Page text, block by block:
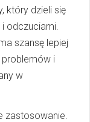
który dzieli się
odczuciami.
szansę lepiej
problemów i
w
zastosowanie.